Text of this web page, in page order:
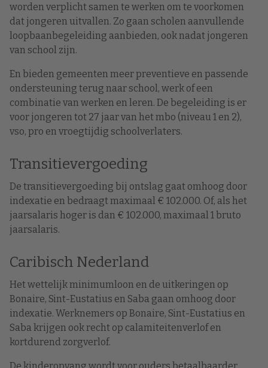
worden verplicht samen te werken om te voorkomen
dat jongeren uitvallen. Zo gaan scholen aanvullende
loopbaanbegeleiding aanbieden, ook nadat jongeren
van school zijn.
En bieden gemeenten meer preventieve en passende
ondersteuning terug naar school, werk of een
combinatie van werken en leren. De begeleiding is er
voor jongeren tot 27 jaar van het mbo (niveau 1 en 2),
vso, pro en vroegtijdig schoolverlaters.
Transitievergoeding
De transitievergoeding bij ontslag gaat omhoog door
indexatie en bedraagt maximaal € 102.000. Of, als het
jaarsalaris hoger is dan € 102.000, maximaal 1 bruto
jaarsalaris.
Caribisch Nederland
Het wettelijk minimumloon en de uitkeringen op
Bonaire, Sint-Eustatius en Saba gaan omhoog door
indexatie. Werknemers op Bonaire, Sint-Eustatius en
Saba krijgen ook recht op calamiteitenverlof en
kortdurend zorgverlof.